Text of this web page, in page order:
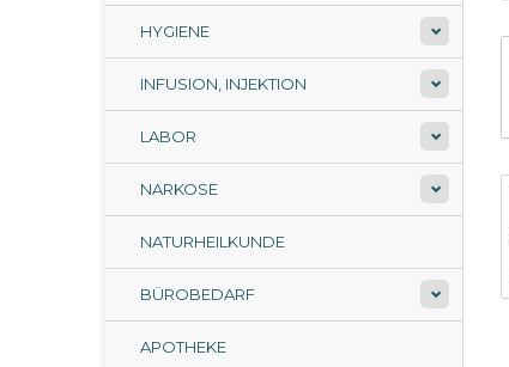
HYGIENE
INFUSION, INJEKTION
LABOR
NARKOSE
NATURHEILKUNDE
BÜROBEDARF
APOTHEKE